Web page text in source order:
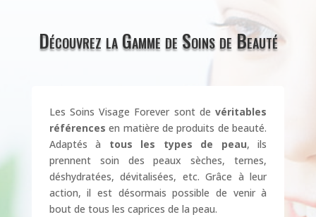
Découvrez la Gamme de Soins de Beauté
Les Soins Visage Forever sont de véritables
références en matière de produits de beauté.
Adaptés à tous les types de peau, ils
prennent soin des peaux sèches, ternes,
déshydratées, dévitalisées, etc. Grâce à leur
action, il est désormais possible de venir à
bout de tous les caprices de la peau.